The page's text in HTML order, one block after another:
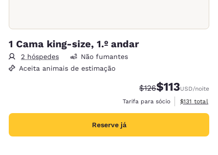
1 Cama king-size, 1.º andar
2 hóspedes
Não fumantes
Aceita animais de estimação
Tarifa anterior
$126Tarifa com
$113USD/noite
Tarifa para sócio
Exibir
$131 total
Reserve já